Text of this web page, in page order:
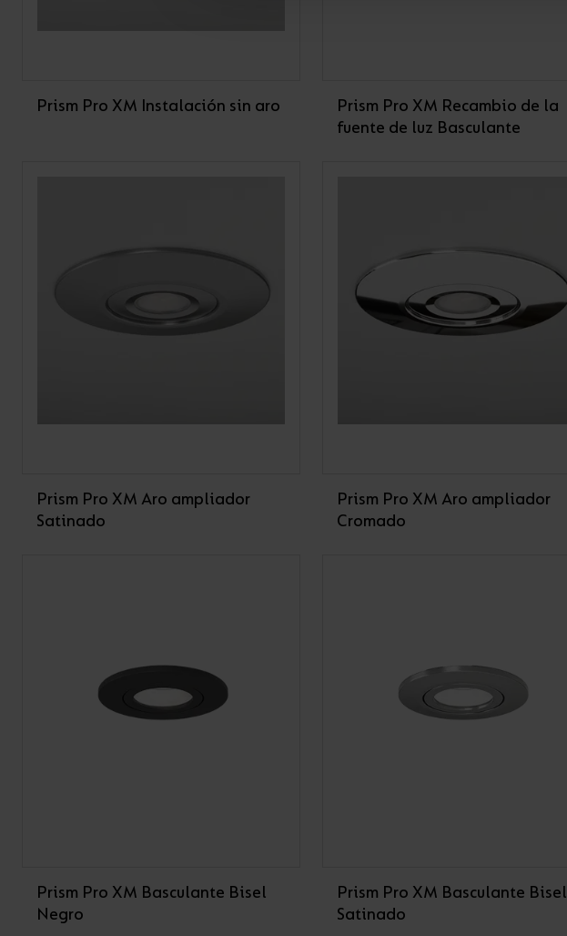
Prism Pro XM Instalación sin aro
Prism Pro XM Recambio de la
fuente de luz Basculante
Prism Pro XM Aro ampliador
Satinado
Prism Pro XM Aro ampliador
Cromado
Prism Pro XM Basculante Bisel
Negro
Prism Pro XM Basculante Bisel
Satinado